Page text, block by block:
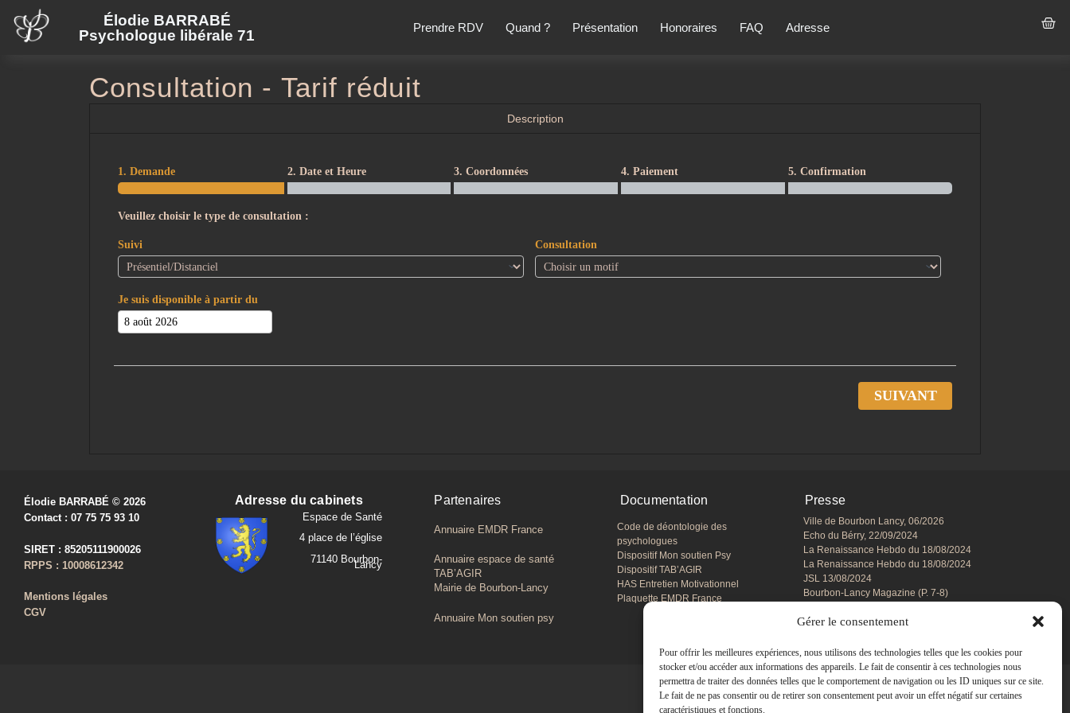
Gérer le consentement
Pour offrir les meilleures expériences, nous utilisons des technologies telles que les cookies pour
stocker et/ou accéder aux informations des appareils. Le fait de consentir à ces technologies nous
permettra de traiter des données telles que le comportement de navigation ou les ID uniques sur ce site.
Le fait de ne pas consentir ou de retirer son consentement peut avoir un effet négatif sur certaines
caractéristiques et fonctions.
Élodie BARRABÉ
Psychologue libérale 71
Prendre RDV Quand ? Présentation Honoraires FAQ Adresse
Consultation - Tarif réduit
Description
1. Demande 2. Date et Heure 3. Coordonnées 4. Paiement 5. Confirmation
Veuillez choisir le type de consultation :
Suivi Consultation
Je suis disponible à partir du
SUIVANT
Élodie BARRABÉ © 2026
Contact : 07 75 75 93 10
SIRET : 85205111900026
RPPS : 10008612342
Mentions légales
CGV
Adresse du cabinets
Espace de Santé
4 place de l’église
71140 Bourbon-
Lancy
Partenaires
Annuaire EMDR France
Annuaire espace de santé
TAB’AGIR
Mairie de Bourbon-Lancy
Annuaire Mon soutien psy
Documentation
Code de déontologie des
psychologues
Dispositif Mon soutien Psy
Dispositif TAB’AGIR
HAS Entretien Motivationnel
Plaquette EMDR France
Presse
Ville de Bourbon Lancy, 06/2026
Echo du Bérry, 22/09/2024
La Renaissance Hebdo du 18/08/2024
La Renaissance Hebdo du 18/08/2024
JSL 13/08/2024
Bourbon-Lancy Magazine (P. 7-8)
Prévention routière JSL